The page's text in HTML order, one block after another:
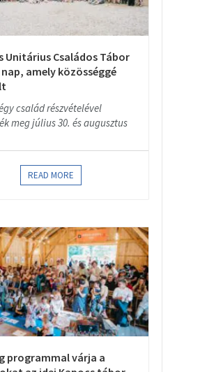
Unitárius Családos Tábor
nap, amely közösséggé
család részvételével
meg július 30. és augusztus
READ MORE
programmal várja a